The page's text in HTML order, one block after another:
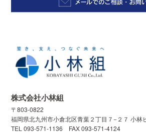
株式会社小林組
〒803-0822
福岡県北九州市小倉北区青葉２丁目７−２７ 小林
TEL 093-571-1136 FAX 093-571-4124